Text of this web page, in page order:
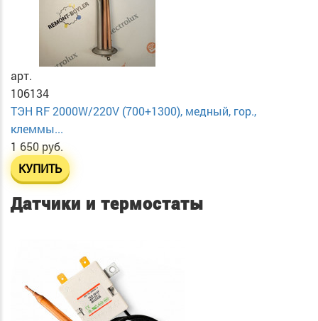
арт.
106134
ТЭН RF 2000W/220V (700+1300), медный, гор.,
клеммы...
1 650 руб.
КУПИТЬ
Датчики и термостаты